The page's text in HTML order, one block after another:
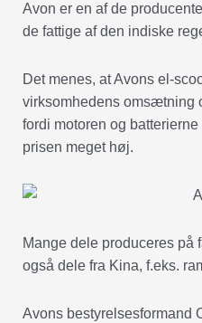
Avon er en af de
de fattige af den indiske
Det menes, at Avons el-
virksomhedens
fordi motoren og
prisen meget høj.
Mange dele produceres på
også dele fra Kina, f.eks.
Avons bestyrelsesformand